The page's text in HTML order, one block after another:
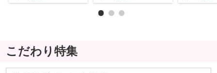
こだわり特集